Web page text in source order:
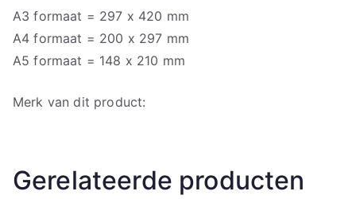
A3 formaat = 297 x 420 mm
A4 formaat = 200 x 297 mm
A5 formaat = 148 x 210 mm
Merk van dit product:
Gerelateerde producten